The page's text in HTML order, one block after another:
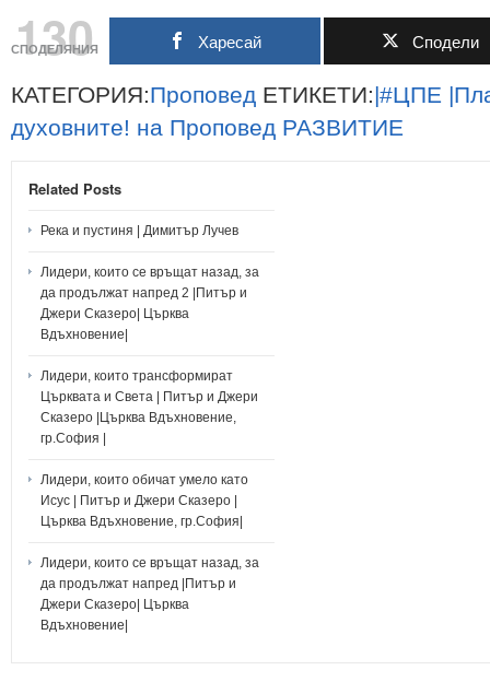
130
СПОДЕЛЯНИЯ Харесай Сподели
КАТЕГОРИЯ:Проповед ЕТИКЕТИ:|#ЦПЕ
духовните! на Проповед РАЗВИТИЕ
Related Posts
Река и пустиня | Димитър Лучев
Лидери, които се връщат назад, за
да продължат напред 2 |Питър и
Джери Сказеро| Църква
Вдъхновение|
Лидери, които трансформират
Църквата и Света | Питър и Джери
Сказеро |Църква Вдъхновение,
гр.София |
Лидери, които обичат умело като
Исус | Питър и Джери Сказеро |
Църква Вдъхновение, гр.София|
Лидери, които се връщат назад, за
да продължат напред |Питър и
Джери Сказеро| Църква
Вдъхновение|